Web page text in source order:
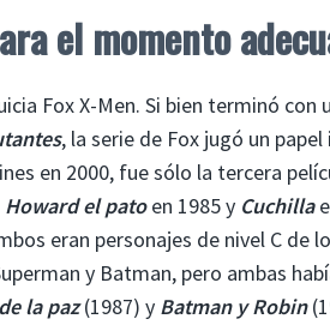
el momento
Fox X-Men. Si bien terminó
, la serie de Fox jugó un
en 2000, fue sólo la tercera
Howard el patoen 1985 y Cuchilla
eran personajes de nivel C de
y Batman, pero ambas
la paz(1987) y Batman y Robin